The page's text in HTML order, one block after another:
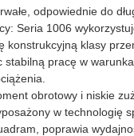
odpowiednie do
Seria 1006
konstrukcyjną klasy
stabilną pracę w
obrotowy i niskie
w technologię
poprawia